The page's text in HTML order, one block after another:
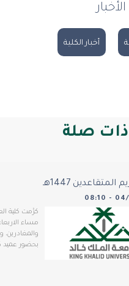
أخبار الكلية
ذات صلة
1447هـ
04/
كرَّمت كلية
بحضور عميد